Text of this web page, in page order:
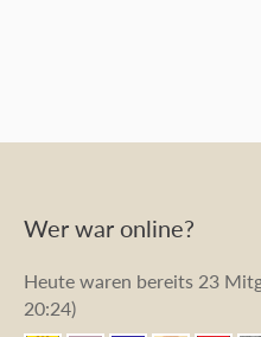
Wer war online?
Heute waren bereits 23
20:24)